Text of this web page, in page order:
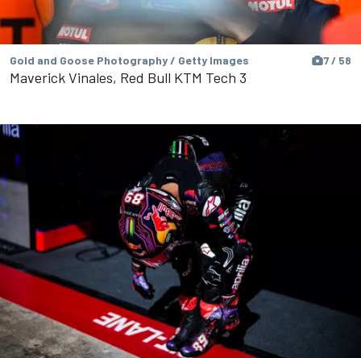
Gold and Goose Photography / Getty Images 7 / 58
Maverick Vinales, Red Bull KTM Tech 3